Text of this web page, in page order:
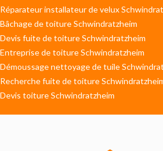
Réparateur installateur de velux
Bâchage de toiture Schwindratzheim
Devis fuite de toiture Schwindratzheim
Entreprise de toiture Schwindratzheim
Démoussage nettoyage de tuile
Recherche fuite de toiture
Devis toiture Schwindratzheim